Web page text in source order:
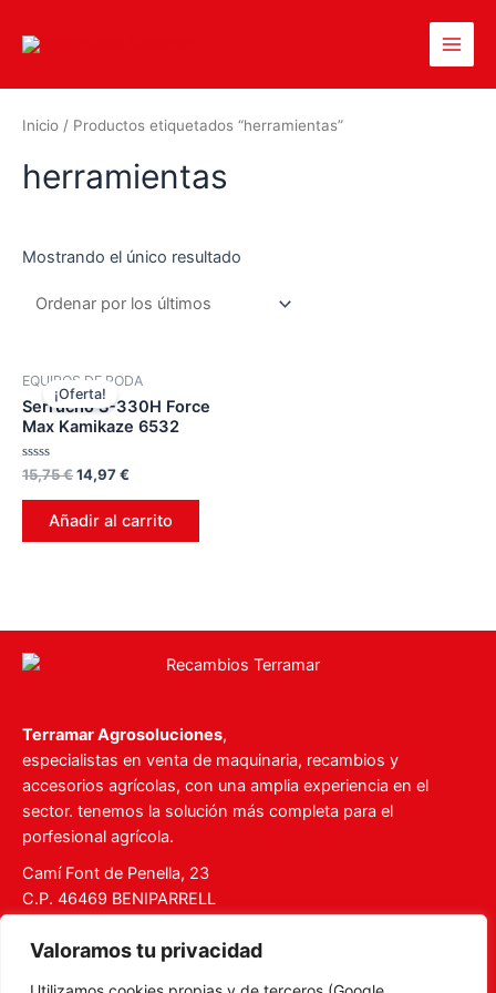
Valoramos tu privacidad
Inicio / Productos etiquetados “herramientas”
herramientas
Mostrando el único resultado
¡Oferta!
EQUIPOS DE PODA
Serrucho S-330H Force
Max Kamikaze 6532
Valorado
en
0
15,75€14,97€
Añadir al carrito
Terramar Agrosoluciones,
especialistas en venta de maquinaria, recambios y
accesorios agrícolas, con una amplia experiencia en el
sector. tenemos la solución más completa para el
porfesional agrícola.
Camí Font de Penella, 23
C.P. 46469 BENIPARRELL
ventas@recambiosterramar.com